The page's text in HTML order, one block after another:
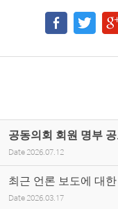
공동의회 회원 명부
Date 2026.07.12
최근 언론 보도에 대
Date 2026.03.17